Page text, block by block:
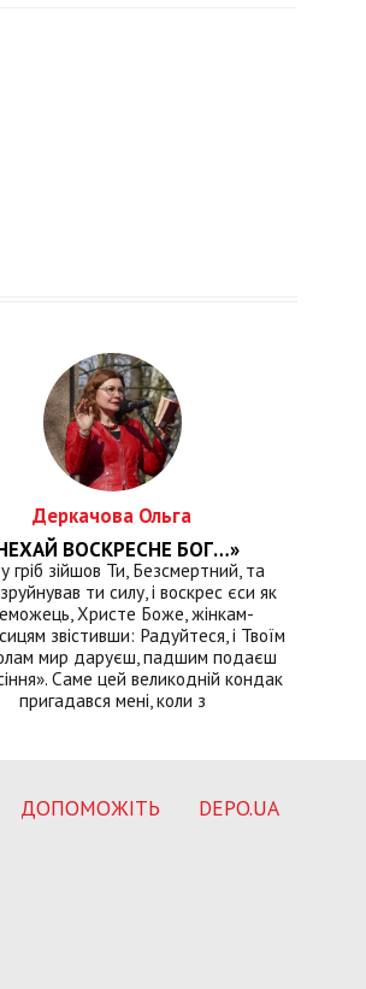
Деркачова Ольга
ВОСКРЕСНЕ БОГ…»
гріб зійшов Ти, Безсмертний, та
ти силу, і воскрес єси як
Христе Боже, жінкам-
звістивши: Радуйтеся, і Твоїм
мир даруєш, падшим подаєш
Саме цей великодній кондак
пригадався мені, коли з
ДОПОМОЖІТЬ DEPO.UA